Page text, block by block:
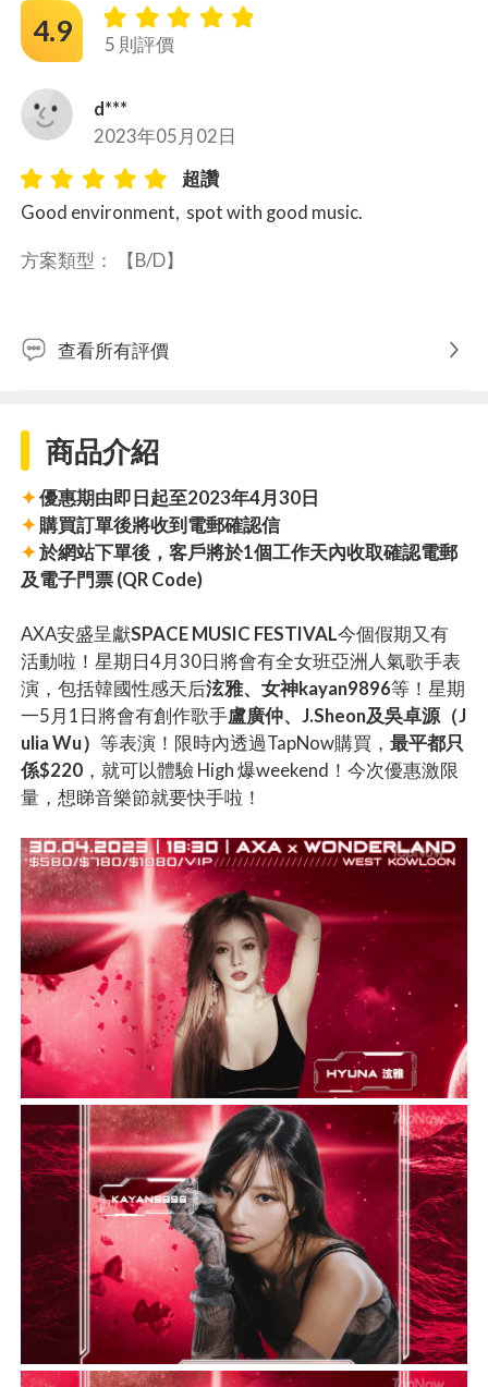
4.9 5 則評價
d***
2023年05月02日
超讚
Good environment,  spot with good music.
方案類型： 【B/D】
查看所有評價
商品介紹
✦優惠期由即日起至2023年4月30日
✦購買訂單後將收到電郵確認信
✦於網站下單後，客戶將於1個工作天內收取確認電郵
及電子門票 (QR Code)
AXA安盛呈獻SPACE MUSIC FESTIVAL今個假期又有
活動啦！星期日4月30日將會有全女班亞洲人氣歌手表
演，包括韓國性感天后泫雅、女神kayan9896等！星期
一5月1日將會有創作歌手盧廣仲、J.Sheon及吳卓源（J
ulia Wu）等表演！限時內透過TapNow購買，最平都只
係$220 ，就可以體驗 High 爆weekend！今次優惠激限
量，想睇音樂節就要快手啦！